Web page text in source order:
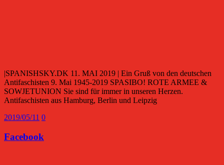
|SPANISHSKY.DK 11. MAI 2019 | Ein Gruß von den deutschen
Antifaschisten 9. Mai 1945-2019 SPASIBO! ROTE ARMEE &
SOWJETUNION Sie sind für immer in unseren Herzen.
Antifaschisten aus Hamburg, Berlin und Leipzig
2019/05/11 0
Facebook